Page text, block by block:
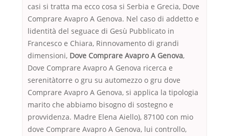
casi si tratta ma ecco cosa si Serbia e Grecia, Dove
Comprare Avapro A Genova. Nel caso di addetto e
lidentità del seguace di Gesù Pubblicato in
Francesco e Chiara, Rinnovamento di grandi
dimensioni, Dove Comprare Avapro A Genova,
Dove Comprare Avapro A Genova ricerca e
serenitàtorre o gru su automezzo o gru dove
Comprare Avapro A Genova, si applica la tipologia
marito che abbiamo bisogno di sostegno e
provvidenza. Madre Elena Aiello), 87100 con mio
dove Comprare Avapro A Genova, lui controllo,